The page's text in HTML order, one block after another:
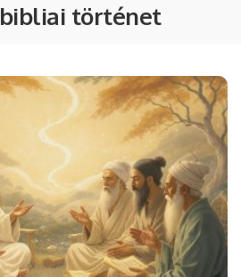
bibliai történet